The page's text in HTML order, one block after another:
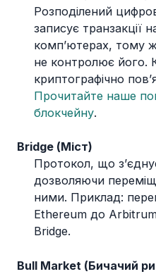
Розподілений
записує транзакції
комп’ютерах, тому
не контролює його.
криптографічно
Прочитайте наше
блокчейну.
Bridge (Міст)
Протокол, що
дозволяючи
ними. Приклад:
Ethereum до
Bridge.
Bull Market (Бичачий